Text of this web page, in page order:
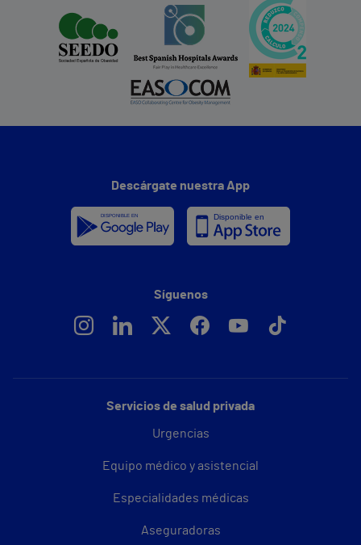
Servicios de salud privada
Urgencias
Equipo médico y asistencial
Especialidades médicas
Aseguradoras
Descárgate nuestra App
Síguenos